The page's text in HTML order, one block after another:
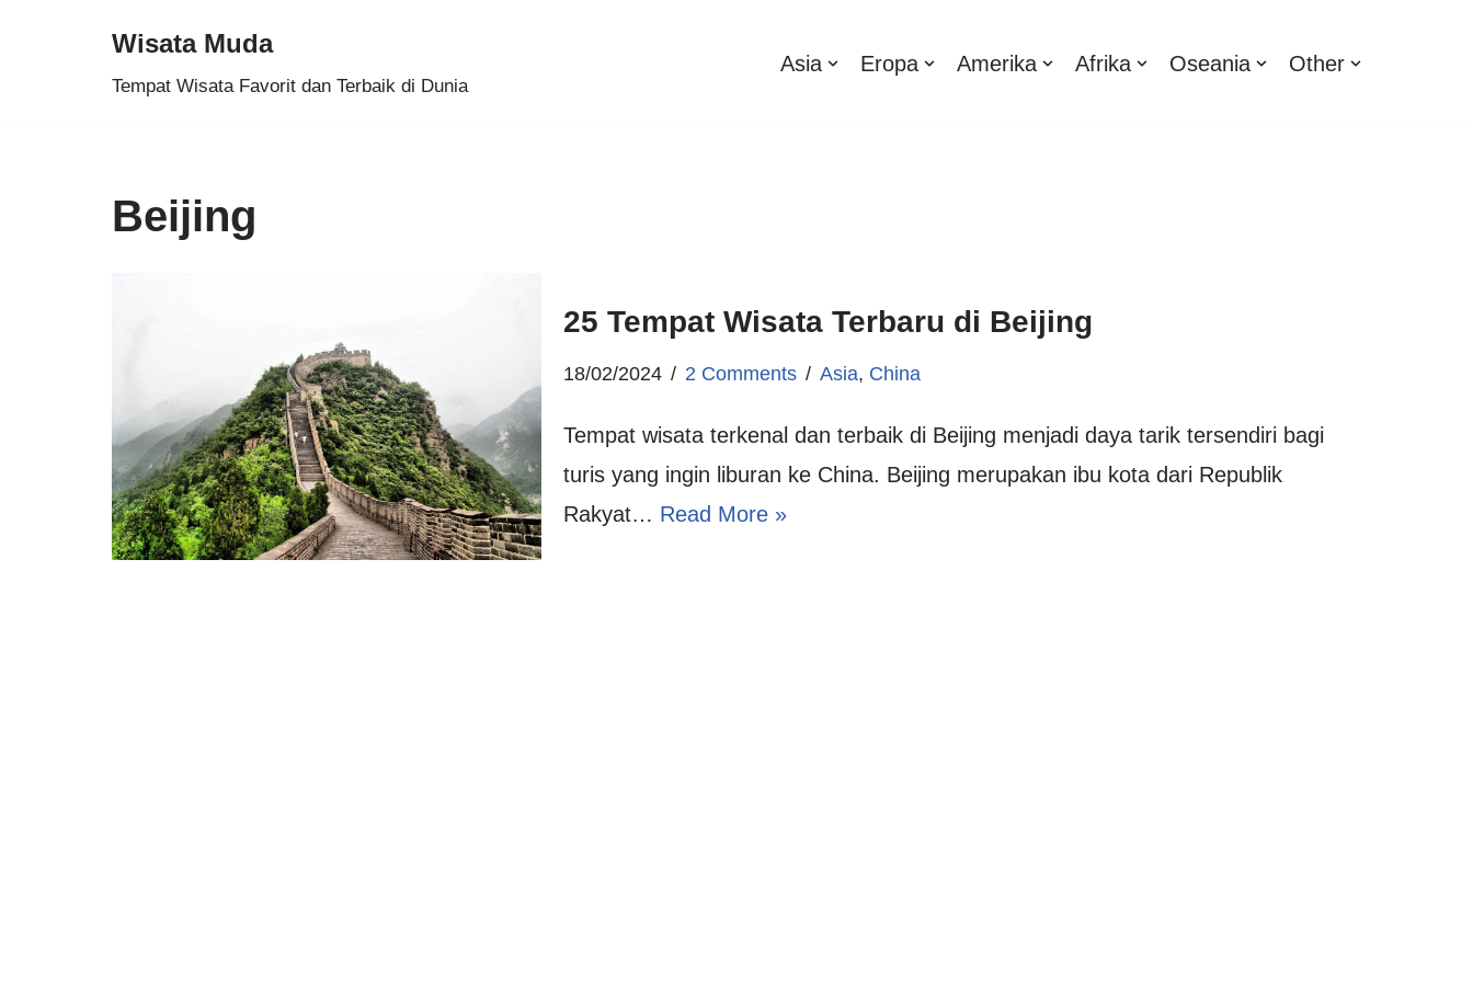
Wisata Muda
Tempat Wisata Favorit dan Terbaik di Dunia
Asia Eropa Amerika Afrika Oseania Other
Beijing
25 Tempat Wisata Terbaru di Beijing
18/02/2024 2 Comments Asia, China
Tempat wisata terkenal dan terbaik di Beijing menjadi daya tarik tersendiri bagi
turis yang ingin liburan ke China. Beijing merupakan ibu kota dari Republik
Rakyat… Read More »